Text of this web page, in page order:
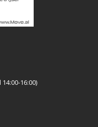
16:00)